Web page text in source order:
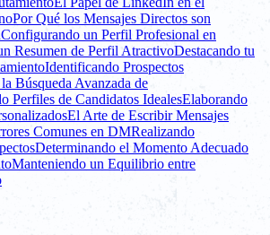
Por Qué los Mensajes Directos son
Configurando un Perfil Profesional en
Resumen de Perfil AtractivoDestacando tu
Identificando Prospectos
Búsqueda Avanzada de
Perfiles de Candidatos IdealesElaborando
El Arte de Escribir Mensajes
Comunes en DMRealizando
Determinando el Momento Adecuado
Manteniendo un Equilibrio entre